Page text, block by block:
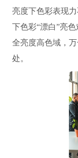
亮度下色彩表现
下色彩“漂白”亮
全亮度高色域，
处。